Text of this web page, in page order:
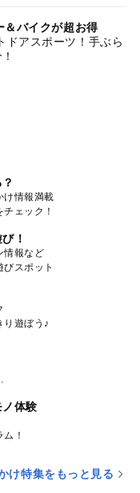
＆バイクが超お得
ドアスポーツ！手ぶら
け情報満載
ェック！
！
情報など
スポット
り遊ぼう♪
体験
！
け特集をもっと見る